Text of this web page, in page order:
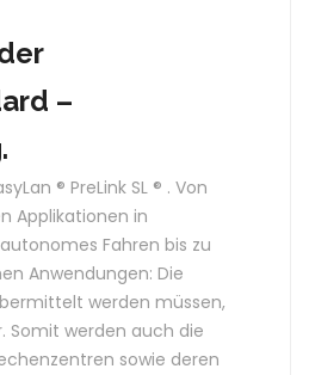
–
® PreLink SL ® . Von
Applikationen in
Fahren bis zu
Anwendungen: Die
werden müssen,
Somit werden auch die
sowie deren